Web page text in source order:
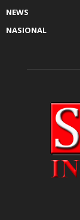
NEWS
NASIONAL